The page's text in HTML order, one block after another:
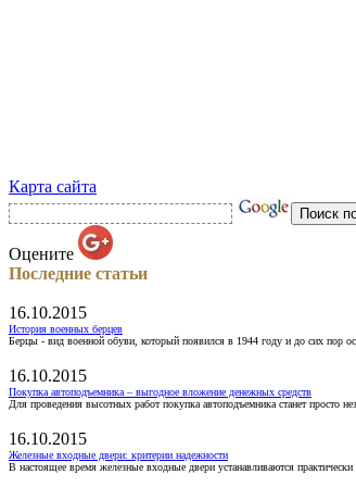
Карта сайта
Оцените
Последние статьи
16.10.2015
История военных берцев
Берцы - вид военной обуви, который появился в 1944 году и до сих пор
16.10.2015
Покупка автоподъемника – выгодное вложение денежных средств
Для проведения высотных работ покупка автоподъемника станет
16.10.2015
Железные входные двери: критерии надежности
В настоящее время железные входные двери устанавливаются